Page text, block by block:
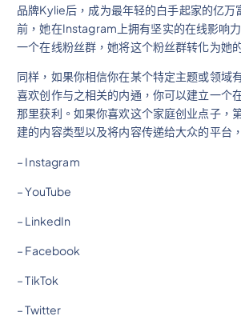
品牌Kylie后，成为最年轻的白手起家的亿万
前，她在Instagram上拥有坚实的在线影响
一个在线粉丝群，她将这个粉丝群转化为她
同样，如果你相信你在某个特定主题或领域
喜欢创作与之相关的内通，你可以建立一个
那里获利。如果你喜欢这个家庭创业点子，
建的内容类型以及将内容传递给大众的平台
– Instagram
– YouTube
– LinkedIn
– Facebook
– TikTok
– Twitter